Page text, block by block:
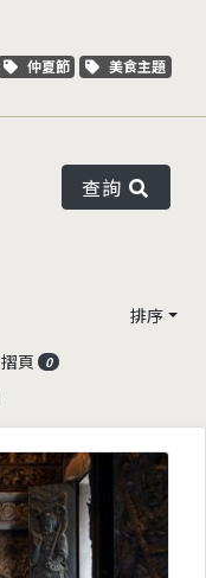
關鍵字標籤
仲夏節 關鍵字標籤
美食主題
查詢
排序
摺頁 0